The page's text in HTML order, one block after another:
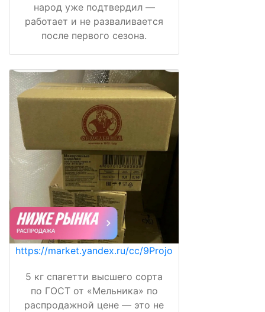
народ уже подтвердил —
работает и не разваливается
после первого сезона.
https://market.yandex.ru/cc/9Projo
5 кг спагетти высшего сорта
по ГОСТ от «Мельника» по
распродажной цене — это не